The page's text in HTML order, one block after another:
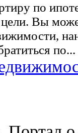
по
Вы
по...